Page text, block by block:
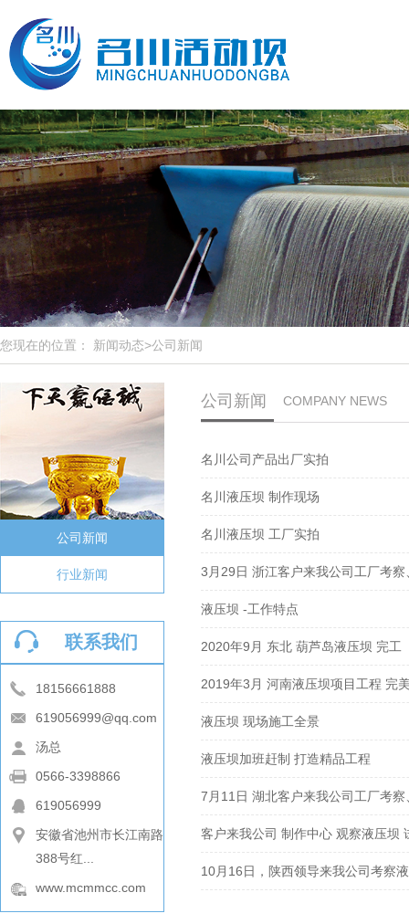
您现在的位置： 新闻动态>公司新闻
公司新闻
行业新闻
联系我们
18156661888
619056999@qq.com
汤总
0566-3398866
619056999
安徽省池州市长江南路
388号红...
www.mcmmcc.com
公司新闻 COMPANY NEWS
名川公司产品出厂实拍
名川液压坝 制作现场
名川液压坝 工厂实拍
3月29日 浙江客户来我公司工厂考
液压坝 -工作特点
2020年9月 东北 葫芦岛液压坝 完工
2019年3月 河南液压坝项目工程 完
液压坝 现场施工全景
液压坝加班赶制 打造精品工程
7月11日 湖北客户来我公司工厂考
客户来我公司 制作中心 观察液压坝
10月16日，陕西领导来我公司考察